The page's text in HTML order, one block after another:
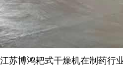
江苏博鸿耙式干燥机在制药行